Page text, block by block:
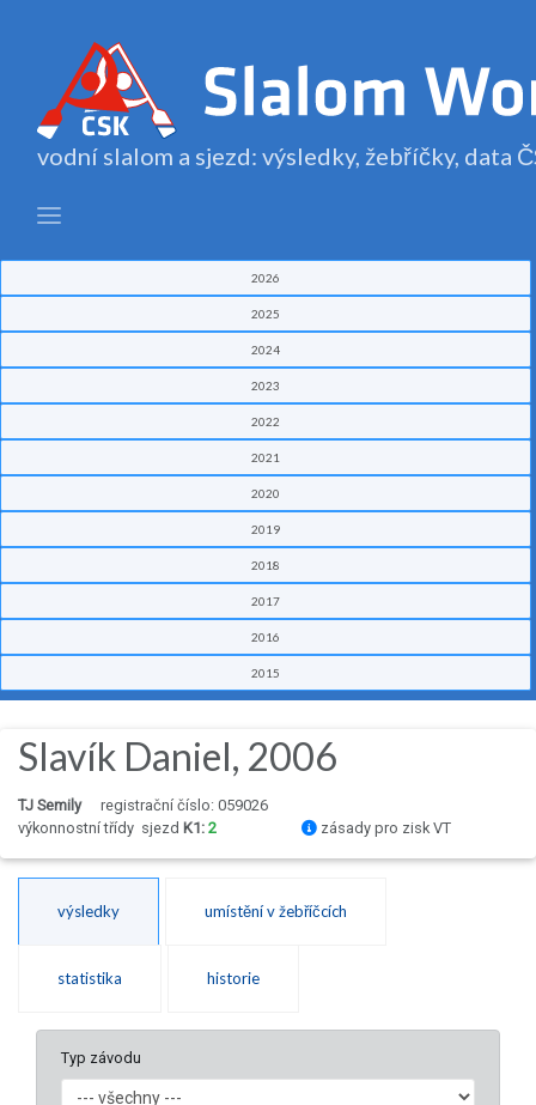
vodní slalom a sjezd: výsledky, žebříčky, data
2026
2025
2024
2023
2022
2021
2020
2019
2018
2017
2016
2015
Slavík Daniel, 2006
TJ Semily
registrační číslo: 059026
výkonnostní třídy sjezd K1: 2 zásady pro zisk VT
výsledky umístění v žebříčcích
statistika historie
Typ závodu